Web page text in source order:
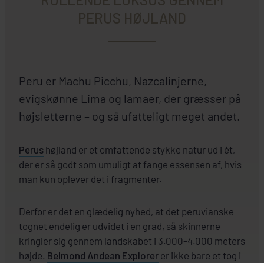
PERUS HØJLAND
Peru er Machu Picchu, Nazcalinjerne,
evigskønne Lima og lamaer, der græsser på
højsletterne – og så ufatteligt meget andet.
Perus højland er et omfattende stykke natur ud i ét,
der er så godt som umuligt at fange essensen af, hvis
man kun oplever det i fragmenter.
Derfor er det en glædelig nyhed, at det peruvianske
tognet endelig er udvidet i en grad, så skinnerne
kringler sig gennem landskabet i 3.000-4.000 meters
højde. Belmond Andean Explorer er ikke bare et tog i